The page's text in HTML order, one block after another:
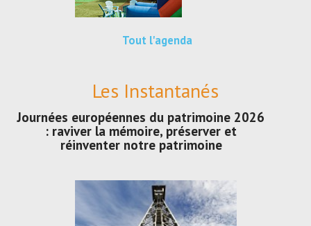
Tout l'agenda
Les Instantanés
Journées européennes du patrimoine 2026
: raviver la mémoire, préserver et
réinventer notre patrimoine